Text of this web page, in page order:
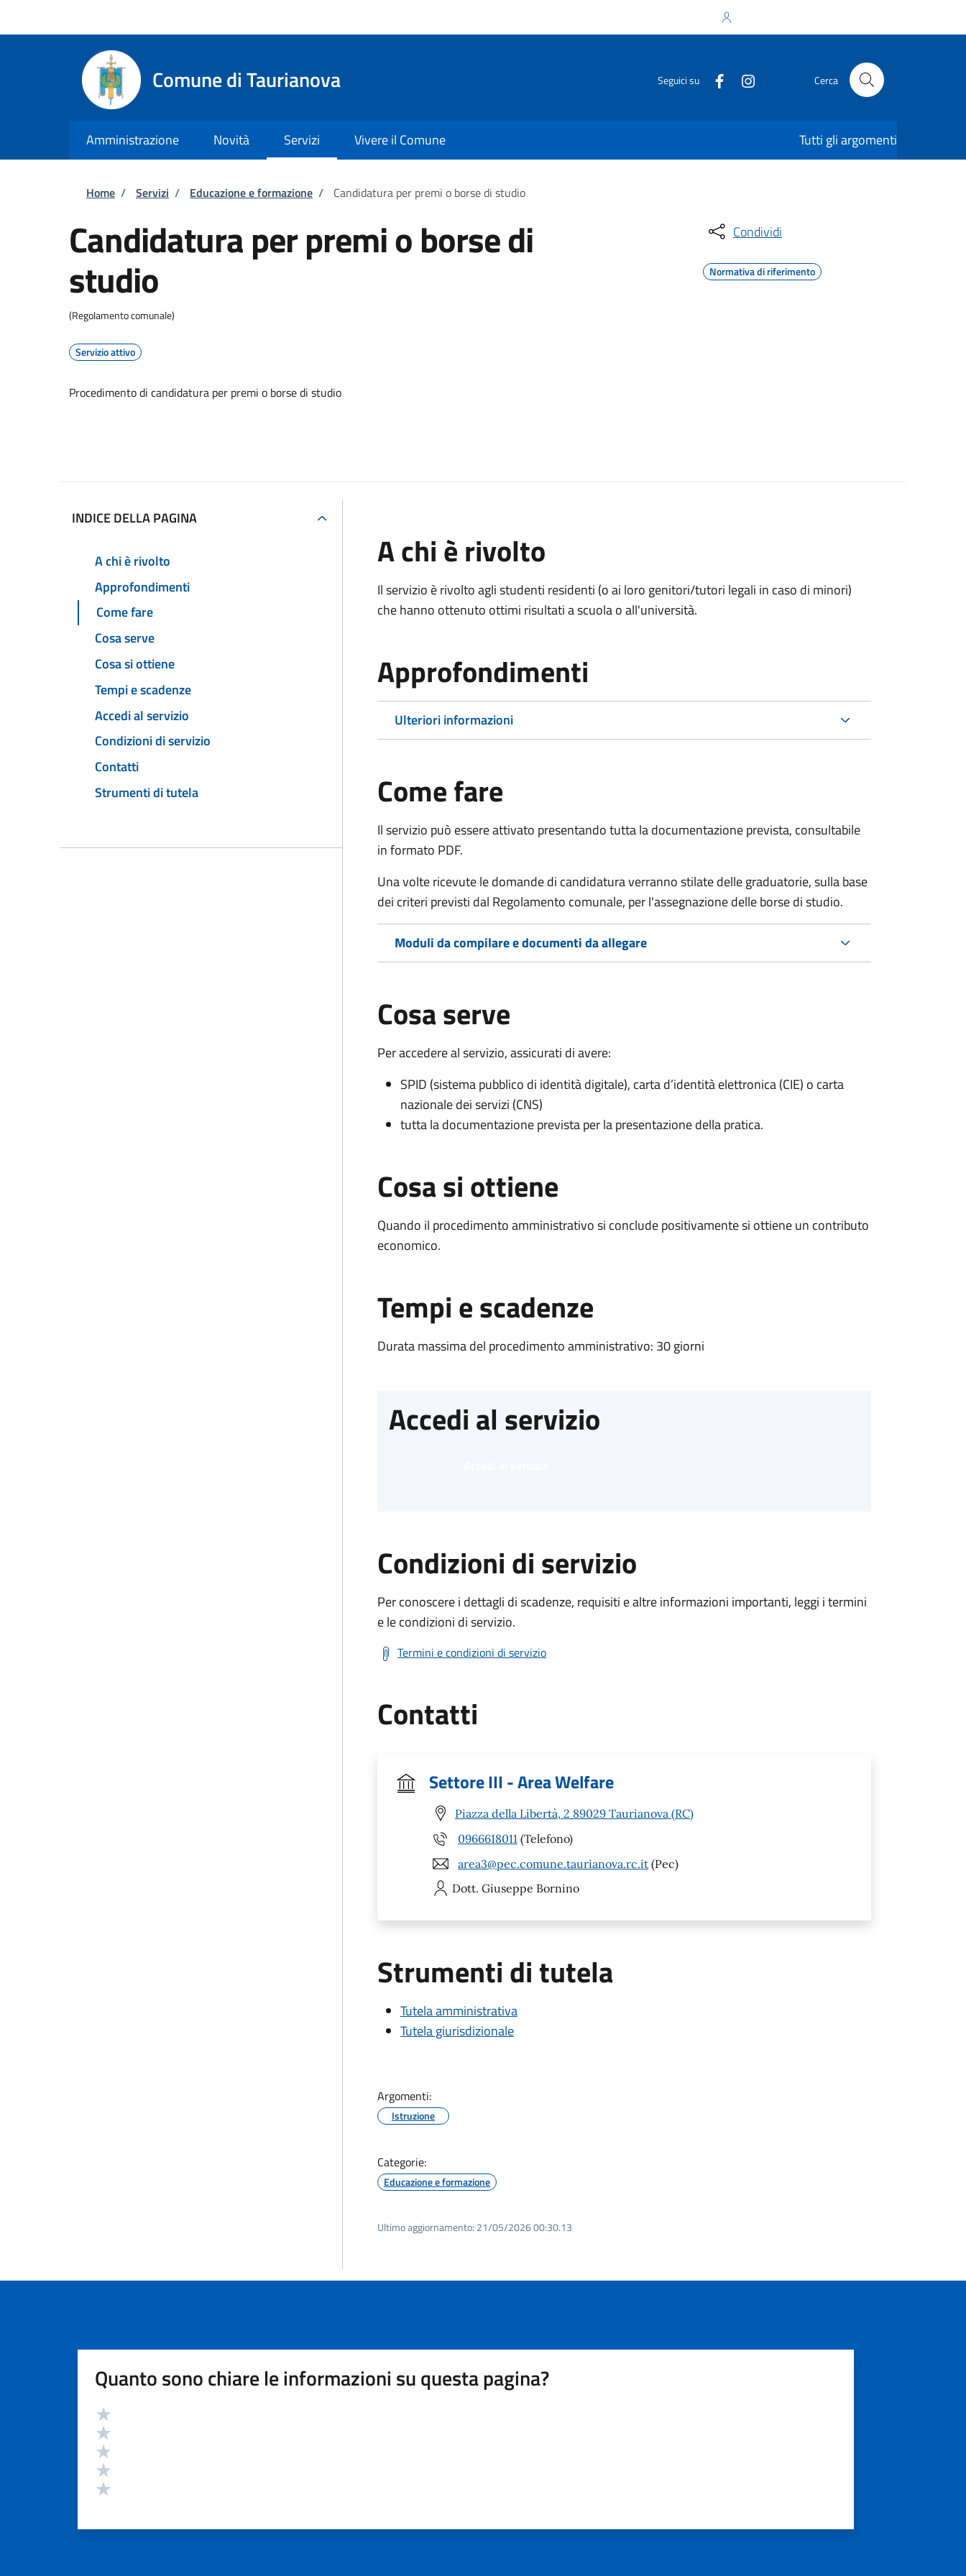
Comune di Taurianova Seguici su Cerca
Amministrazione Novità Servizi Vivere il Comune Tutti gli argomenti
Briciole di pane
Home / Servizi / Educazione e formazione / Candidatura per premi o borse di studio
Candidatura per premi o borse di
studio
(Regolamento comunale)
Servizio attivo
Procedimento di candidatura per premi o borse di studio
Condividi
Normativa di riferimento
INDICE DELLA PAGINA
A chi è rivolto
Approfondimenti
Come fare
Cosa serve
Cosa si ottiene
Tempi e scadenze
Accedi al servizio
Condizioni di servizio
Contatti
Strumenti di tutela
A chi è rivolto
Il servizio è rivolto agli studenti residenti (o ai loro genitori/tutori legali in caso di minori)
che hanno ottenuto ottimi risultati a scuola o all'università.
Approfondimenti
Ulteriori informazioni
Come fare
Il servizio può essere attivato presentando tutta la documentazione prevista, consultabile
in formato PDF.
Una volte ricevute le domande di candidatura verranno stilate delle graduatorie, sulla base
dei criteri previsti dal Regolamento comunale, per l'assegnazione delle borse di studio.
Moduli da compilare e documenti da allegare
Cosa serve
Per accedere al servizio, assicurati di avere:
SPID (sistema pubblico di identità digitale), carta d’identità elettronica (CIE) o carta
nazionale dei servizi (CNS)
tutta la documentazione prevista per la presentazione della pratica.
Cosa si ottiene
Quando il procedimento amministrativo si conclude positivamente si ottiene un contributo
economico.
Tempi e scadenze
Durata massima del procedimento amministrativo: 30 giorni
Accedi al servizio
Condizioni di servizio
Per conoscere i dettagli di scadenze, requisiti e altre informazioni importanti, leggi i termini
e le condizioni di servizio.
Termini e condizioni di servizio
Contatti
Settore III - Area Welfare
Piazza della Libertà, 2 89029 Taurianova (RC)
0966618011 (Telefono)
area3@pec.comune.taurianova.rc.it (Pec)
Dott. Giuseppe Bornino
Strumenti di tutela
Tutela amministrativa
Tutela giurisdizionale
Argomenti:
Istruzione
Categorie:
Educazione e formazione
Ultimo aggiornamento: 21/05/2026 00:30.13
Quanto sono chiare le informazioni su questa pagina?
Valutazione